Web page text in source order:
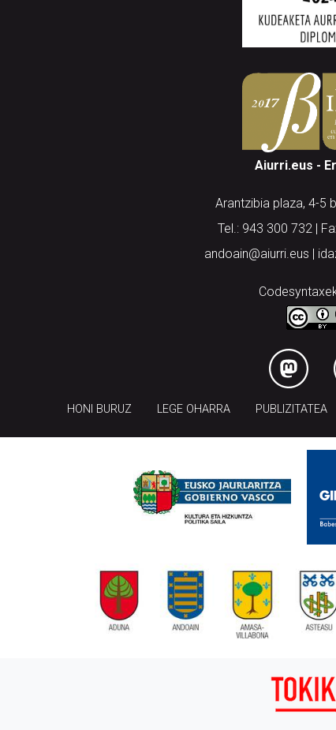
Aiurri.eus -
Arantzibia plaza, 4-5
Tel.: 943 300 732 |
andoain@aiurri.eus |
HONI BURUZ LEGE OHARRA PUBLIZITATEA